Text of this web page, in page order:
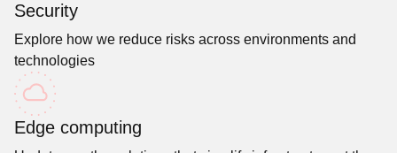
Security
Explore how we reduce risks across environments and
technologies
Edge computing